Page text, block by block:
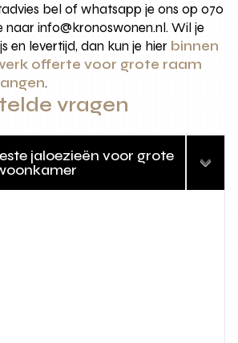
bel of whatsapp je ons op 070
naar info@kronoswonen.nl. Wil je
en levertijd, dan kun je hier binnen
offerte voor grote raam
.
vragen
jaloezieën voor grote